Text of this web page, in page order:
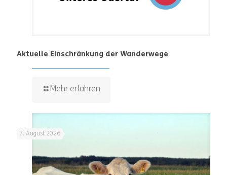
Aktuelle Einschränkung der Wanderwege
Mehr erfahren
7. August 2026